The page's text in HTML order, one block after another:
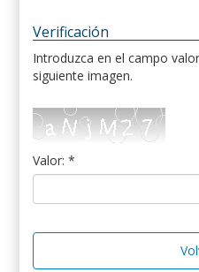
Verificación
Introduzca en el campo
siguiente imagen.
Valor: *